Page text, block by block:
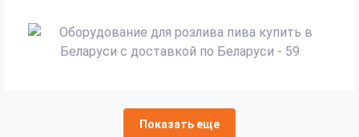
Показать еще